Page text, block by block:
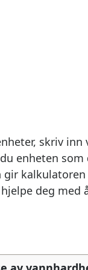
skriv
enheten
deg